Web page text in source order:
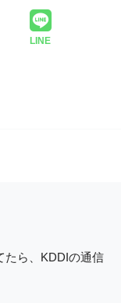
LINE
たら、KDDIの通信